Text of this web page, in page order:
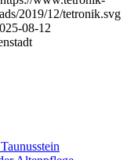
2019/12/tetronik.svg
08-12